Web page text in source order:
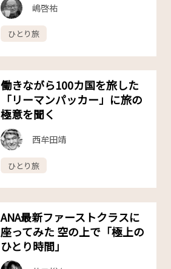
嶋啓祐
ひとり旅
働きながら100カ国を旅した
「リーマンパッカー」に旅の
極意を聞く
西牟田靖
ひとり旅
ANA最新ファーストクラスに
座ってみた 空の上で「極上の
ひとり時間」